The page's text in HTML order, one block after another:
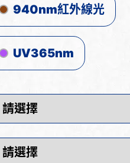
940nm紅外線光
UV365nm